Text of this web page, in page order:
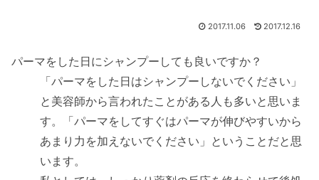
2017.11.06 2017.12.16
パーマをした日にシャンプーしても良いですか？
「パーマをした日はシャンプーしないでください」
と美容師から言われたことがある人も多いと思いま
す。「パーマをしてすぐはパーマが伸びやすいから
あまり力を加えないでください」ということだと思
います。